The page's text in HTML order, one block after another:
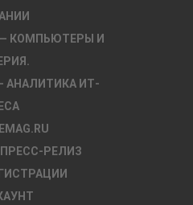
КОМПЬЮТЕРЫ И
— АНАЛИТИКА ИТ-
РЕЛИЗ